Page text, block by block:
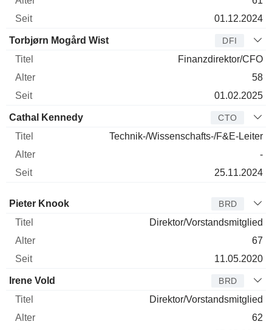
01.12.2024
Torbjørn Mogård Wist DFI
Finanzdirektor/CFO
58
01.02.2025
Cathal Kennedy CTO
Technik-/Wissenschafts-/F&E-Leiter
-
25.11.2024
Verwaltungsratsmitglied
Pieter Knook BRD
Direktor/Vorstandsmitglied
67
11.05.2020
Irene Vold BRD
Direktor/Vorstandsmitglied
62